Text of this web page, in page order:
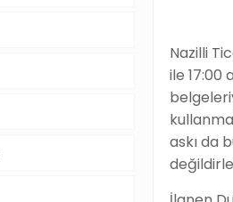
Nazilli
ile 17:00
askı da